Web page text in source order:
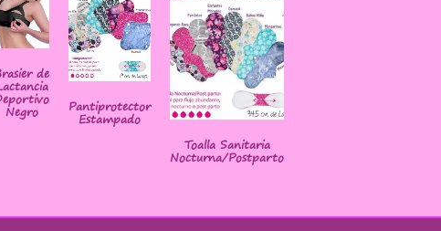
de
Negro Pantiprotector
Estampado
Toalla Sanitaria
Nocturna/Postparto